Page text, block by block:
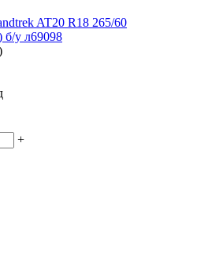
AT20 R18 265/60
у л69098
+